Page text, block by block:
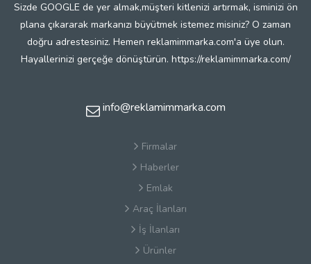
Sizde GOOGLE de yer almak,müşteri kitlenizi artırmak, isminizi ön
plana çıkararak markanızı büyütmek istemez misiniz? O zaman
doğru adrestesiniz. Hemen reklamimmarka.com'a üye olun.
Hayallerinizi gerçeğe dönüştürün. https://reklamimmarka.com/
info@reklamimmarka.com
Firmalar
Haberler
Emlak
Araç İlanları
İş İlanları
Ürünler